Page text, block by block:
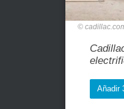
Añadir